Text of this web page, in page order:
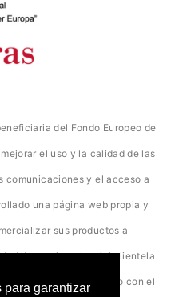
para garantizar
del Fondo Europeo de
el uso y la calidad de las
comunicaciones y el acceso a
una página web propia y
sus productos a
de que la potencial clientela
Para ello ha contado con el